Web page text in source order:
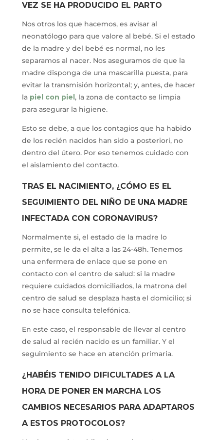
VEZ SE HA PRODUCIDO EL PARTO
Nos otros los que hacemos, es avisar al
neonatólogo para que valore al bebé. Si el estado
de la madre y del bebé es normal, no les
separamos al nacer. Nos aseguramos de que la
madre disponga de una mascarilla puesta, para
evitar la transmisión horizontal; y, antes, de hacer
lapiel con piel , la zona de contacto se limpia
para asegurar la higiene.
Esto se debe, a que los contagios que ha habido
de los recién nacidos han sido a posteriori, no
dentro del útero. Por eso tenemos cuidado con
el aislamiento del contacto.
TRAS EL NACIMIENTO, ¿CÓMO ES EL
SEGUIMIENTO DEL NIÑO DE UNA MADRE
INFECTADA CON CORONAVIRUS?
Normalmente si, el estado de la madre lo
permite, se le da el alta a las 24-48h. Tenemos
una enfermera de enlace que se pone en
contacto con el centro de salud: si la madre
requiere cuidados domiciliados, la matrona del
centro de salud se desplaza hasta el domicilio; si
no se hace consulta telefónica.
En este caso, el responsable de llevar al centro
de salud al recién nacido es un familiar. Y el
seguimiento se hace en atención primaria.
¿HABÉIS TENIDO DIFICULTADES A LA
HORA DE PONER EN MARCHA LOS
CAMBIOS NECESARIOS PARA ADAPTAROS
A ESTOS PROTOCOLOS?